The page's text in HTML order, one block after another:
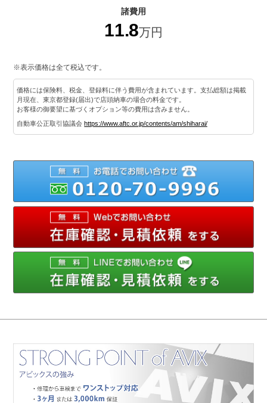
諸費用
11.8万円
※表示価格は全て税込です。
価格には保険料、税金、登録料に伴う費用が含まれています。支払総額は掲載
月現在、東京都登録(届出)で店頭納車の場合の料金です。
お客様の御要望に基づくオプション等の費用は含みません。
自動車公正取引協議会https://www.aftc.or.jp/contents/am/shiharai/